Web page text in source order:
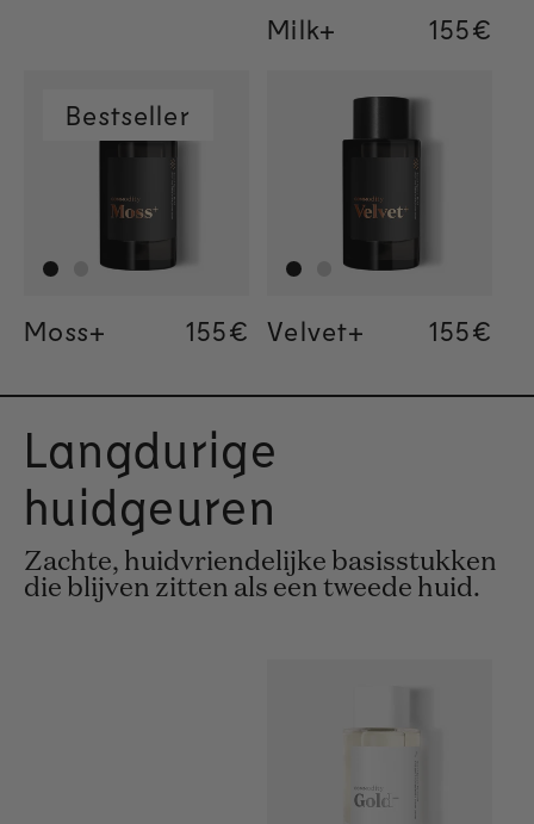
Milk+ 155€
155€
34€
Bestseller
Moss+ Regular price
155€
Regular price
155€
Regular price
34€ Velvet+ 155€
155€
34€
Langdurige
huidgeuren
Zachte, huidvriendelijke basisstukken
die blijven zitten als een tweede huid.